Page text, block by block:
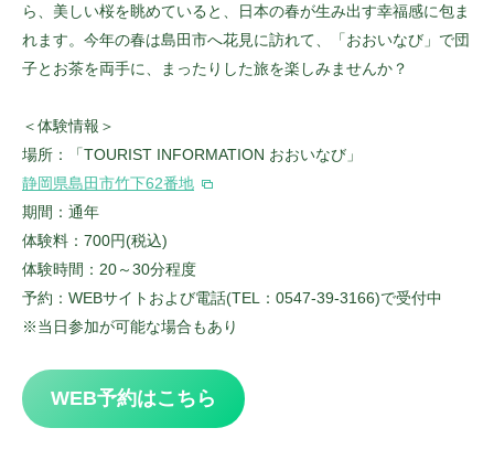
ら、美しい桜を眺めていると、日本の春が生み出す幸福感に包ま
れます。今年の春は島田市へ花見に訪れて、「おおいなび」で団
子とお茶を両手に、まったりした旅を楽しみませんか？
＜体験情報＞
場所：「TOURIST INFORMATION おおいなび」
静岡県島田市竹下62番地
期間：通年
体験料：700円(税込)
体験時間：20～30分程度
予約：WEBサイトおよび電話(TEL：0547-39-3166)で受付中
※当日参加が可能な場合もあり
WEB予約はこちら